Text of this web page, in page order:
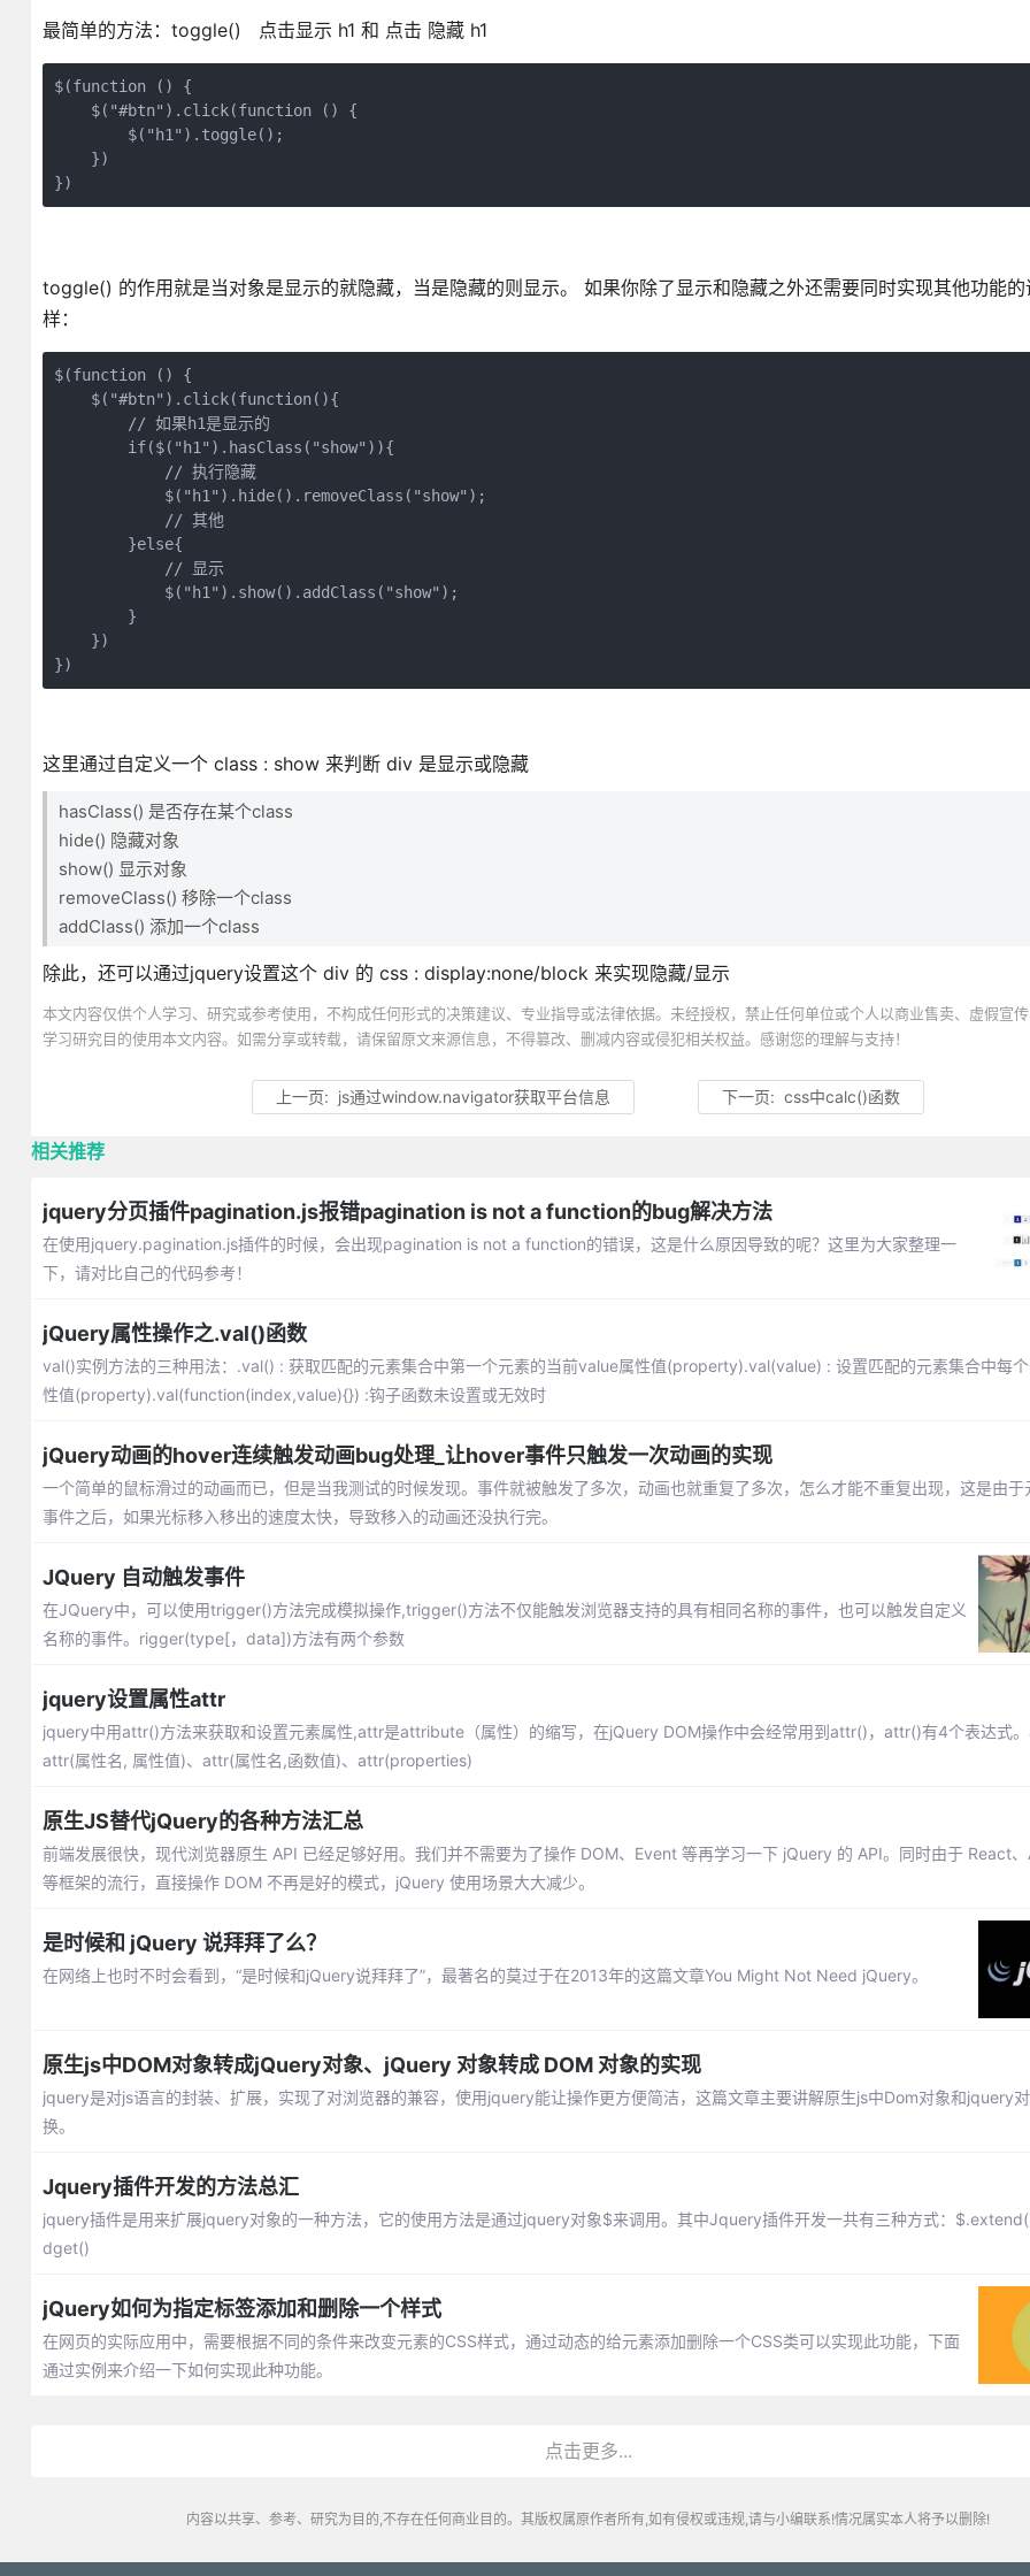
最简单的方法：toggle() 点击显示 h1 和 点击 隐藏 h1
$(function () {
    $("#btn").click(function () {
        $("h1").toggle();
    })
})
toggle() 的作用就是当对象是显示的就隐藏，当是隐藏的则显示。 如果你除了显示和隐藏之外还需要同时实现其他功能的
样：
$(function () {
    $("#btn").click(function(){
        // 如果h1是显示的
        if($("h1").hasClass("show")){
            // 执行隐藏
            $("h1").hide().removeClass("show");
            // 其他
        }else{
            // 显示
            $("h1").show().addClass("show");
        }
    })
})
这里通过自定义一个 class : show 来判断 div 是显示或隐藏
hasClass() 是否存在某个class
hide() 隐藏对象
show() 显示对象
removeClass() 移除一个class
addClass() 添加一个class
除此，还可以通过jquery设置这个 div 的 css : display:none/block 来实现隐藏/显示
本文内容仅供个人学习、研究或参考使用，不构成任何形式的决策建议、专业指导或法律依据。未经授权，禁止任何单位或个人以商业售卖、虚假宣
学习研究目的使用本文内容。如需分享或转载，请保留原文来源信息，不得篡改、删减内容或侵犯相关权益。感谢您的理解与支持！
上一页: js通过window.navigator获取平台信息 下一页:css中calc()函数
相关推荐
jquery分页插件pagination.js报错pagination is not a function的bug解决方法
在使用jquery.pagination.js插件的时候，会出现pagination is not a function的错误，这是什么原因导致的呢？这里为大家整理一
下，请对比自己的代码参考！
jQuery属性操作之.val()函数
val()实例方法的三种用法：.val() : 获取匹配的元素集合中第一个元素的当前value属性值(property).val(value) : 设置匹配的元素集合中每
性值(property).val(function(index,value){}) :钩子函数未设置或无效时
jQuery动画的hover连续触发动画bug处理_让hover事件只触发一次动画的实现
一个简单的鼠标滑过的动画而已，但是当我测试的时候发现。事件就被触发了多次，动画也就重复了多次，怎么才能不重复出现，这是由
事件之后，如果光标移入移出的速度太快，导致移入的动画还没执行完。
JQuery 自动触发事件
在JQuery中，可以使用trigger()方法完成模拟操作,trigger()方法不仅能触发浏览器支持的具有相同名称的事件，也可以触发自定义
名称的事件。rigger(type[，data])方法有两个参数
jquery设置属性attr
jquery中用attr()方法来获取和设置元素属性,attr是attribute（属性）的缩写，在jQuery DOM操作中会经常用到attr()，attr()有4个表达式。
attr(属性名, 属性值)、attr(属性名,函数值)、attr(properties)
原生JS替代jQuery的各种方法汇总
前端发展很快，现代浏览器原生 API 已经足够好用。我们并不需要为了操作 DOM、Event 等再学习一下 jQuery 的 API。同时由于 React
等框架的流行，直接操作 DOM 不再是好的模式，jQuery 使用场景大大减少。
是时候和 jQuery 说拜拜了么？
在网络上也时不时会看到，“是时候和jQuery说拜拜了”，最著名的莫过于在2013年的这篇文章You Might Not Need jQuery。
原生js中DOM对象转成jQuery对象、jQuery 对象转成 DOM 对象的实现
jquery是对js语言的封装、扩展，实现了对浏览器的兼容，使用jquery能让操作更方便简洁，这篇文章主要讲解原生js中Dom对象和jquery
换。
Jquery插件开发的方法总汇
jquery插件是用来扩展jquery对象的一种方法，它的使用方法是通过jquery对象$来调用。其中Jquery插件开发一共有三种方式：
dget()
jQuery如何为指定标签添加和删除一个样式
在网页的实际应用中，需要根据不同的条件来改变元素的CSS样式，通过动态的给元素添加删除一个CSS类可以实现此功能，下面
通过实例来介绍一下如何实现此种功能。
点击更多...
内容以共享、参考、研究为目的,不存在任何商业目的。其版权属原作者所有,如有侵权或违规,请与小编联系!情况属实本人将予以删除!